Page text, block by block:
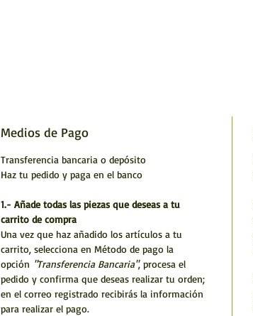
Medios de Pago
Transferencia bancaria o depósito
Haz tu pedido y paga en el banco
1.- Añade todas las piezas que deseas a tu
carrito de compra
Una vez que haz añadido los artículos a tu
carrito, selecciona en Método de pago la
opción "Transferencia Bancaria", procesa el
pedido y confirma que deseas realizar tu orden;
en el correo registrado recibirás la información
para realizar el pago.